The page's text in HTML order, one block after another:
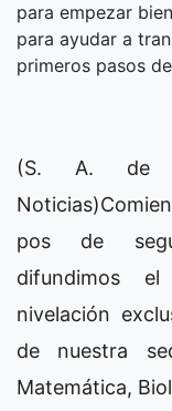
para empezar
para ayudar a
primeros pasos
(S. A. de
pos de
difundimos
nivelación
de nuestra
Matemática,